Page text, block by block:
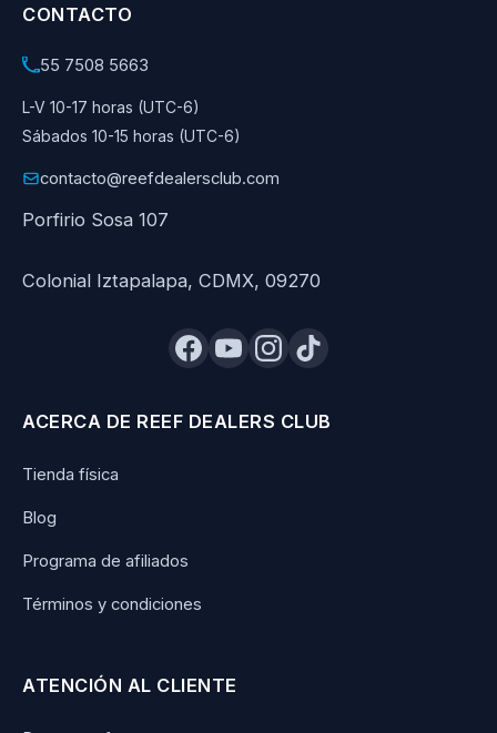
CONTACTO
55 7508 5663
L-V 10-17 horas (UTC-6)
Sábados 10-15 horas (UTC-6)
contacto@reefdealersclub.com
Porfirio Sosa 107
Colonial Iztapalapa, CDMX, 09270
ACERCA DE REEF DEALERS CLUB
Tienda física
Blog
Programa de afiliados
Términos y condiciones
ATENCIÓN AL CLIENTE